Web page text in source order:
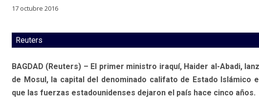
17 octubre 2016
Reuters
BAGDAD (Reuters) – El primer ministro iraquí, Haider al-Abadi,
de Mosul, la capital del denominado califato de Estado Islámico
que las fuerzas estadounidenses dejaron el país hace cinco años.